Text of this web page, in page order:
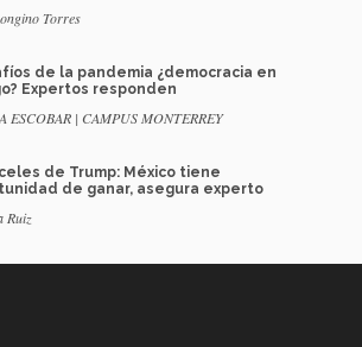
Torres
de la pandemia ¿democracia en
Expertos responden
ESCOBAR | CAMPUS MONTERREY
de Trump: México tiene
de ganar, asegura experto
Ruiz